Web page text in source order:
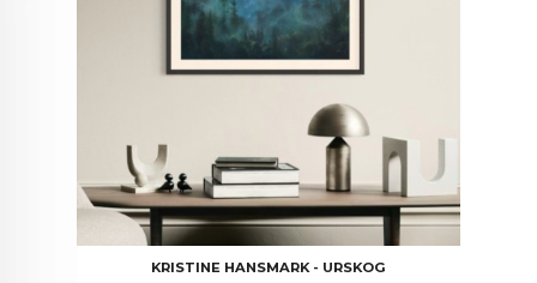
KRISTINE HANSMARK - URSKOG